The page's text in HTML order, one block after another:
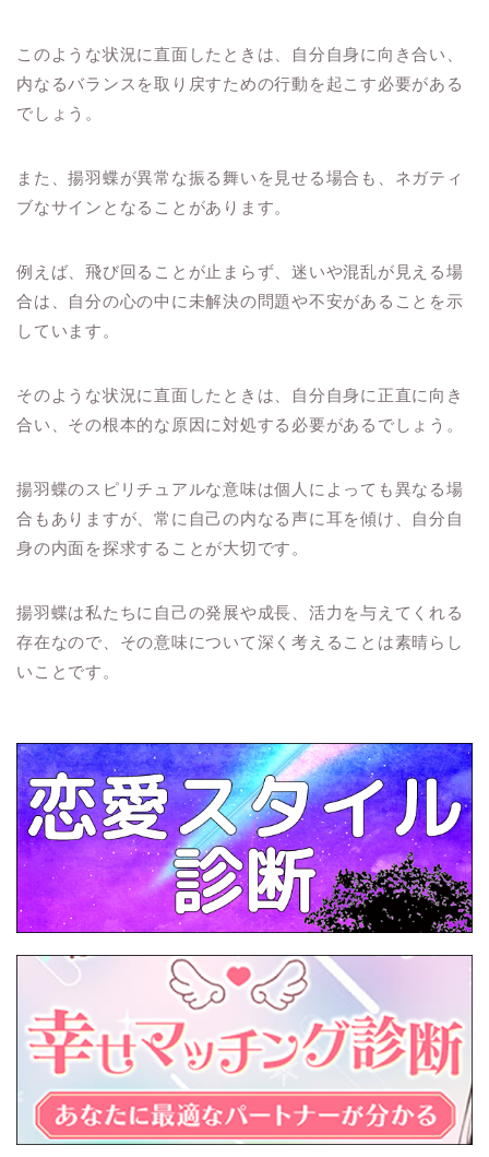
このような状況に直面したときは、自分自身に向き合い、
内なるバランスを取り戻すための行動を起こす必要がある
でしょう。
また、揚羽蝶が異常な振る舞いを見せる場合も、ネガティ
ブなサインとなることがあります。
例えば、飛び回ることが止まらず、迷いや混乱が見える場
合は、自分の心の中に未解決の問題や不安があることを示
しています。
そのような状況に直面したときは、自分自身に正直に向き
合い、その根本的な原因に対処する必要があるでしょう。
揚羽蝶のスピリチュアルな意味は個人によっても異なる場
合もありますが、常に自己の内なる声に耳を傾け、自分自
身の内面を探求することが大切です。
揚羽蝶は私たちに自己の発展や成長、活力を与えてくれる
存在なので、その意味について深く考えることは素晴らし
いことです。